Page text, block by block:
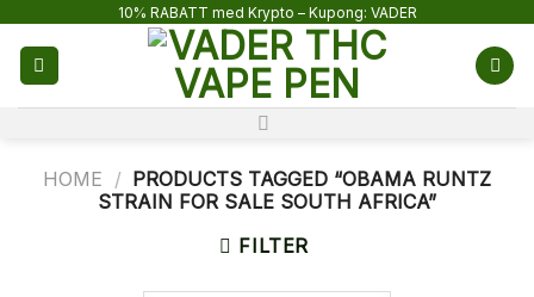
content
10% RABATT med Krypto – Kupong: VADER
HOME / PRODUCTS TAGGED “OBAMA RUNTZ
STRAIN FOR SALE SOUTH AFRICA”
FILTER